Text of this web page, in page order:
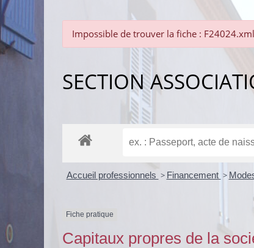
Impossible de trouver la fiche : F24024.xml
SECTION
Accueil professionnels > Financement >
Fiche pratique
Capitaux propres de la